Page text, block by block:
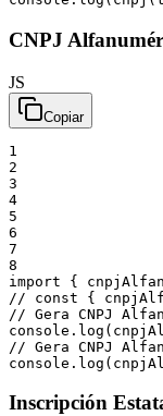
CNPJ
JS
Copiar
1
2
3
4
5
6
7
8
import
{
// const {
// Gera CNPJ
console . log (
// Gera CNPJ
console . log (
Inscripción